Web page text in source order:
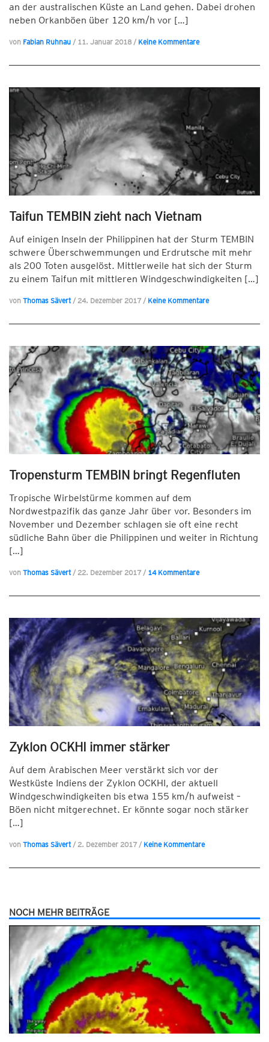
an der australischen Küste an Land gehen. Dabei drohen
neben Orkanböen über 120 km/h vor […]
von Fabian Ruhnau / 11. Januar 2018 / Keine Kommentare
Taifun TEMBIN zieht nach Vietnam
Auf einigen Inseln der Philippinen hat der Sturm TEMBIN
schwere Überschwemmungen und Erdrutsche mit mehr
als 200 Toten ausgelöst. Mittlerweile hat sich der Sturm
zu einem Taifun mit mittleren Windgeschwindigkeiten […]
von Thomas Sävert / 24. Dezember 2017 / Keine Kommentare
Tropensturm TEMBIN bringt Regenfluten
Tropische Wirbelstürme kommen auf dem
Nordwestpazifik das ganze Jahr über vor. Besonders im
November und Dezember schlagen sie oft eine recht
südliche Bahn über die Philippinen und weiter in Richtung
[…]
von Thomas Sävert / 22. Dezember 2017 / 14 Kommentare
Zyklon OCKHI immer stärker
Auf dem Arabischen Meer verstärkt sich vor der
Westküste Indiens der Zyklon OCKHI, der aktuell
Windgeschwindigkeiten bis etwa 155 km/h aufweist –
Böen nicht mitgerechnet. Er könnte sogar noch stärker
[…]
von Thomas Sävert / 2. Dezember 2017 / Keine Kommentare
NOCH MEHR BEITRÄGE